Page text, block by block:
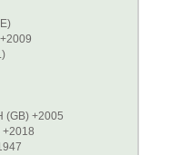
(GB) +2005
+2018